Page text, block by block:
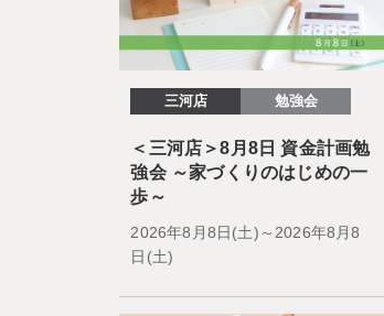
三河店 勉強会
＜三河店＞8月8日 資金計画勉
強会 ～家づくりのはじめの一
歩～
2026年8月8日(土)～2026年8月8
日(土)